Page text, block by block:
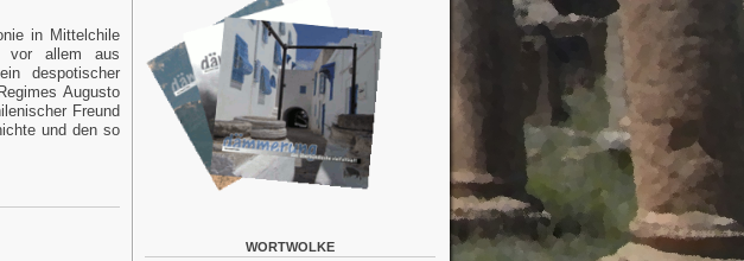
in Mittelchile
vor allem aus
despotischer
Augusto
Freund
und den so
WORTWOLKE